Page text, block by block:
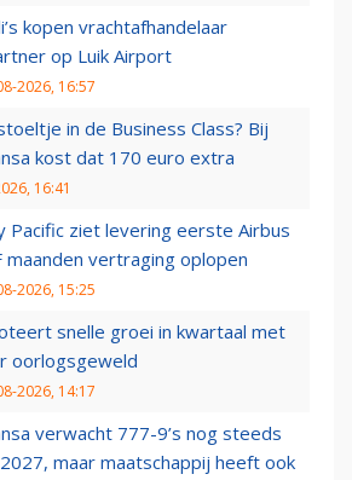
kopen vrachtafhandelaar
op Luik Airport
2026, 16:57
in de Business Class? Bij
kost dat 170 euro extra
16:41
Pacific ziet levering eerste Airbus
maanden vertraging oplopen
2026, 15:25
snelle groei in kwartaal met
oorlogsgeweld
2026, 14:17
verwacht 777-9’s nog steeds
maar maatschappij heeft ook